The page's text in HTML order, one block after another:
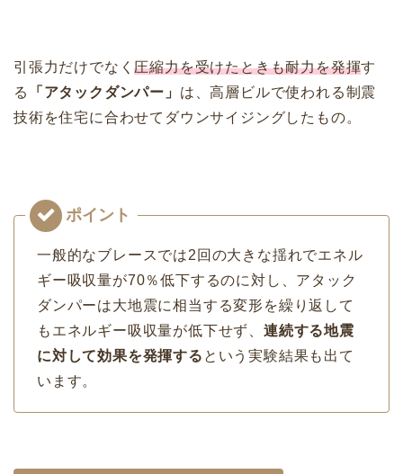
引張力だけでなく圧縮力を受けたときも耐力を発揮す
る
「アタックダンパー」 は、高層ビルで使われる制震
技術を住宅に合わせてダウンサイジングしたもの。
一般的なブレースでは2回の大きな揺れでエネル
ギー吸収量が70％低下するのに対し、アタック
ダンパーは大地震に相当する変形を繰り返して
もエネルギー吸収量が低下せず、 連続する地震
に対して効果を発揮する という実験結果も出て
います。